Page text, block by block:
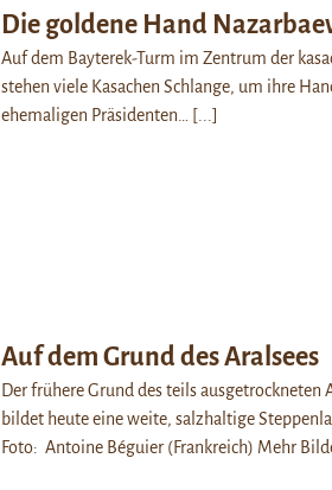
Die goldene Hand
Auf dem Bayterek-Turm im Zentrum der
stehen viele Kasachen Schlange, um ihre
ehemaligen Präsidenten…
[...]
Auf dem Grund des Aralsees
Der frühere Grund des teils ausgetrockneten
bildet heute eine weite, salzhaltige
Foto: Antoine Béguier (Frankreich) Mehr